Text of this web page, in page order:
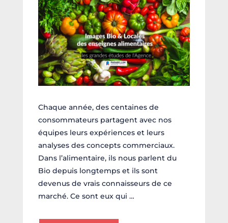
Chaque année, des centaines de
consommateurs partagent avec nos
équipes leurs expériences et leurs
analyses des concepts commerciaux.
Dans l’alimentaire, ils nous parlent du
Bio depuis longtemps et ils sont
devenus de vrais connaisseurs de ce
marché. Ce sont eux qui …